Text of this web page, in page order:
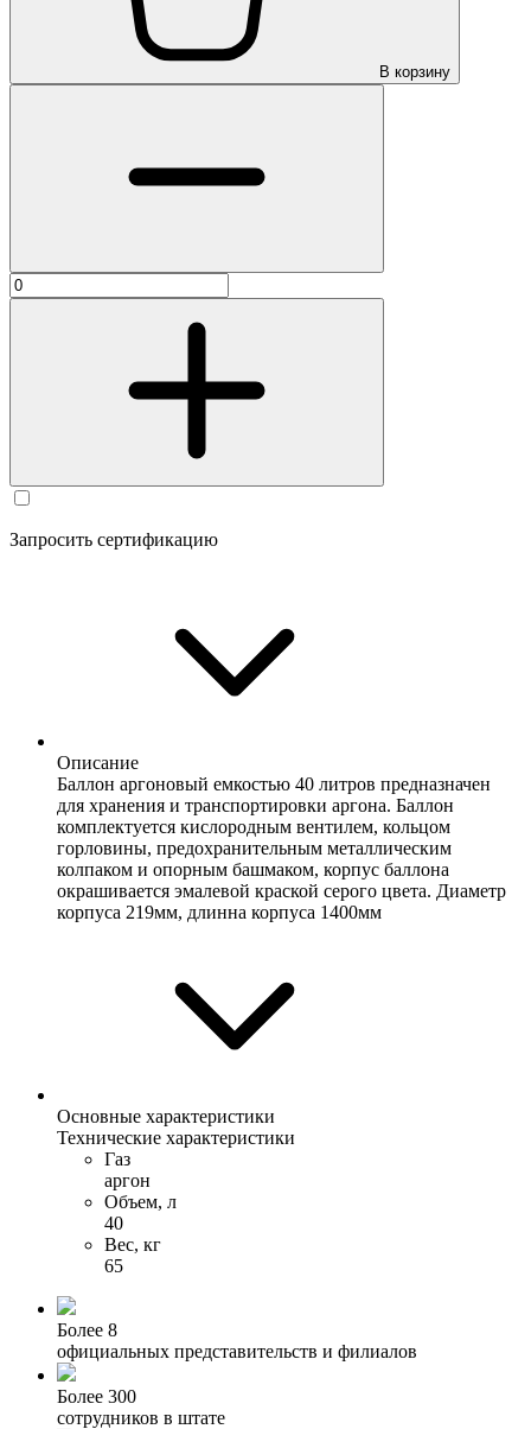
В корзину
Запросить сертификацию
Описание
Баллон аргоновый емкостью 40 литров предназначен
для хранения и транспортировки аргона. Баллон
комплектуется кислородным вентилем, кольцом
горловины, предохранительным металлическим
колпаком и опорным башмаком, корпус баллона
окрашивается эмалевой краской серого цвета. Диаметр
корпуса 219мм, длинна корпуса 1400мм
Основные характеристики
Технические характеристики
Газ
аргон
Объем, л
40
Вес, кг
65
Более 8
официальных представительств и филиалов
Более 300
сотрудников в штате